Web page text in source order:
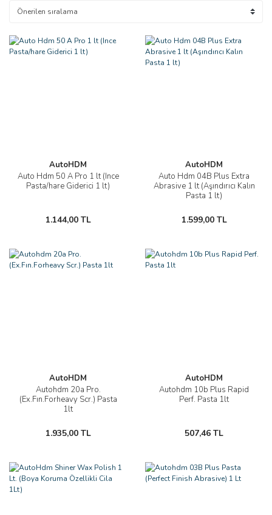
AutoHDM
Auto Hdm 50 A Pro 1 lt (Ince
Pasta/hare Giderici 1 lt)
1.144,00 TL
AutoHDM
Auto Hdm 04B Plus Extra
Abrasive 1 lt (Aşındırıcı Kalın
Pasta 1 lt)
1.599,00 TL
AutoHDM
Autohdm 20a Pro.
(Ex.Fın.Forheavy Scr.) Pasta
1lt
1.935,00 TL
AutoHDM
Autohdm 10b Plus Rapid
Perf. Pasta 1lt
507,46 TL